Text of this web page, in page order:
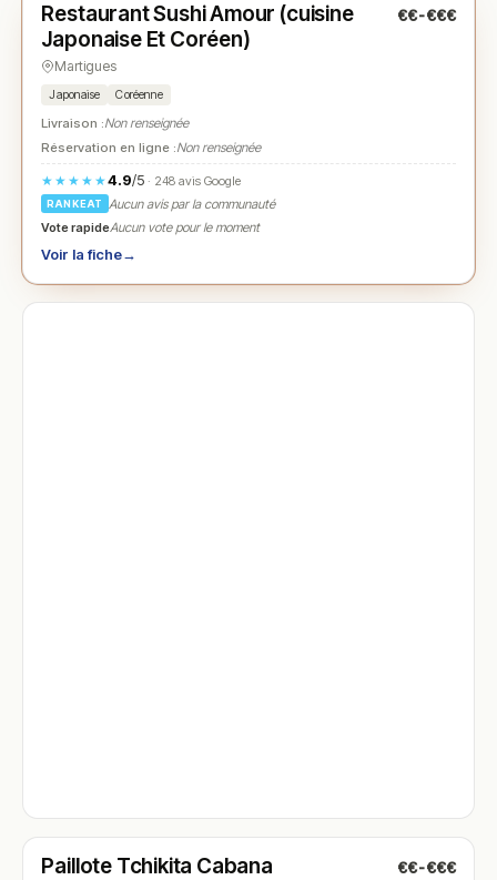
★ N° 3
Restaurant Sushi Amour (cuisine
Japonaise Et Coréen)
€€-€€€
Martigues
Japonaise Coréenne
Livraison :Non renseignée
Réservation en ligne :Non renseignée
★★★★★4.9/5· 248 avis Google
RANKEAT
Aucun avis par la communauté
Vote rapideAucun vote pour le moment
Voir la fiche→
N° 4
Paillote Tchikita Cabana €€-€€€